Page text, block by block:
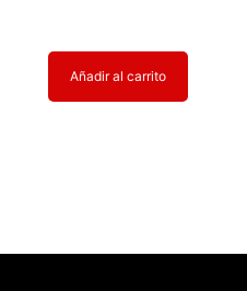
Añadir al carrito